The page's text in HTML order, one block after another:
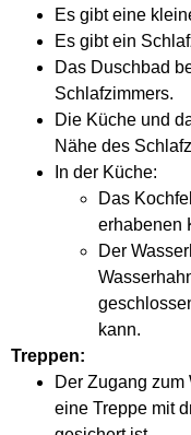
Es gibt eine
Es gibt ein
Das Duschbad
Schlafzimmers.
Die Küche und
Nähe des
In der Küche:
Das
erhabenen
Der
kann.
Treppen:
Der Zugang zum
eine Treppe mit